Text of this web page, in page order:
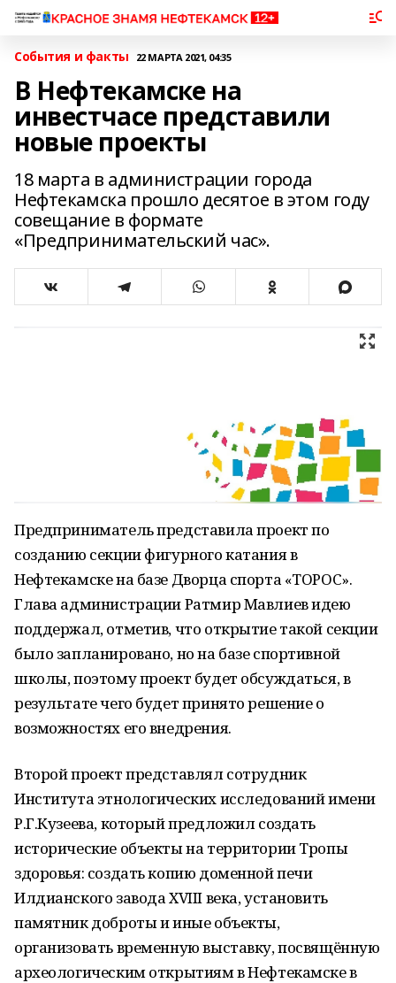
События и факты 22 МАРТА 2021, 04:35
В Нефтекамске на
инвестчасе представили
новые проекты
18 марта в администрации города
Нефтекамска прошло десятое в этом году
совещание в формате
«Предпринимательский час».
Предприниматель представила проект по
созданию секции фигурного катания в
Нефтекамске на базе Дворца спорта «ТОРОС».
Глава администрации Ратмир Мавлиев идею
поддержал, отметив, что открытие такой секции
было запланировано, но на базе спортивной
школы, поэтому проект будет обсуждаться, в
результате чего будет принято решение о
возможностях его внедрения.
Второй проект представлял сотрудник
Института этнологических исследований имени
Р.Г.Кузеева, который предложил создать
исторические объекты на территории Тропы
здоровья: создать копию доменной печи
Илдианского завода XVIII века, установить
памятник доброты и иные объекты,
организовать временную выставку, посвящённую
археологическим открытиям в Нефтекамске в